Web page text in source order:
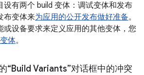
设有两个 build 变体：调试变体和发布
布变体来为应用的公开发布做好准备。
或设备要求来定义应用的其他变体，您
体。
“Build Variants”对话框中的冲突